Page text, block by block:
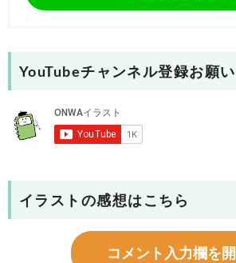
YouTubeチャンネル登録お願い
イラストの感想はこちら
コメント入力欄を開